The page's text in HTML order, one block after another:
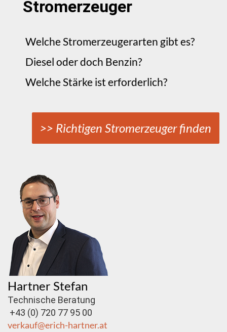
Stromerzeuger
Welche Stromerzeugerarten gibt es?
Diesel oder doch Benzin?
Welche Stärke ist erforderlich?
>> Richtigen Stromerzeuger finden
Hartner Stefan
Technische Beratung
+43 (0) 720 77 95 00
verkauf@erich-hartner.at